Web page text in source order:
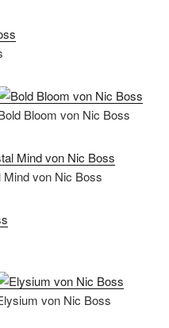
Bloom von Nic Boss
Mind von Nic Boss
von Nic Boss